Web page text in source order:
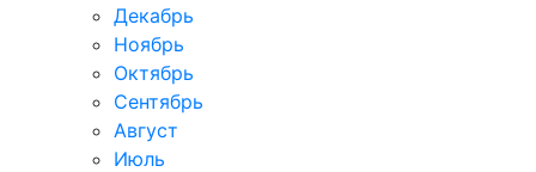
Декабрь
Ноябрь
Октябрь
Сентябрь
Август
Июль